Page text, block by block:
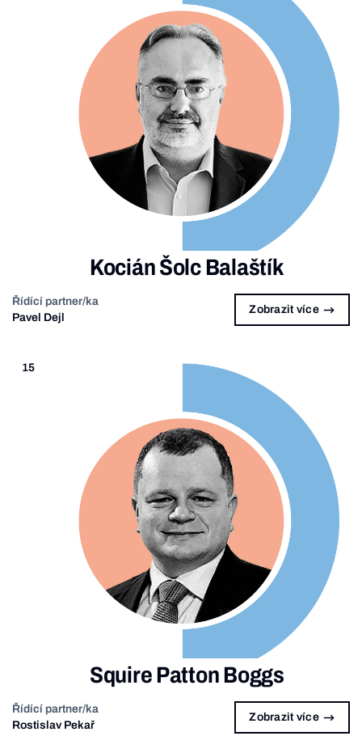
Kocián Šolc Balaštík
Řídící partner/ka
Pavel Dejl
Zobrazit více
15
Squire Patton Boggs
Řídící partner/ka
Rostislav Pekař
Zobrazit více